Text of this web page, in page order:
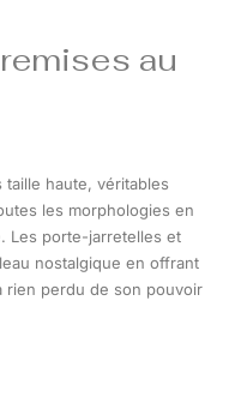
au
haute, véritables
les morphologies en
Les porte-jarretelles et
nostalgique en offrant
rien perdu de son pouvoir